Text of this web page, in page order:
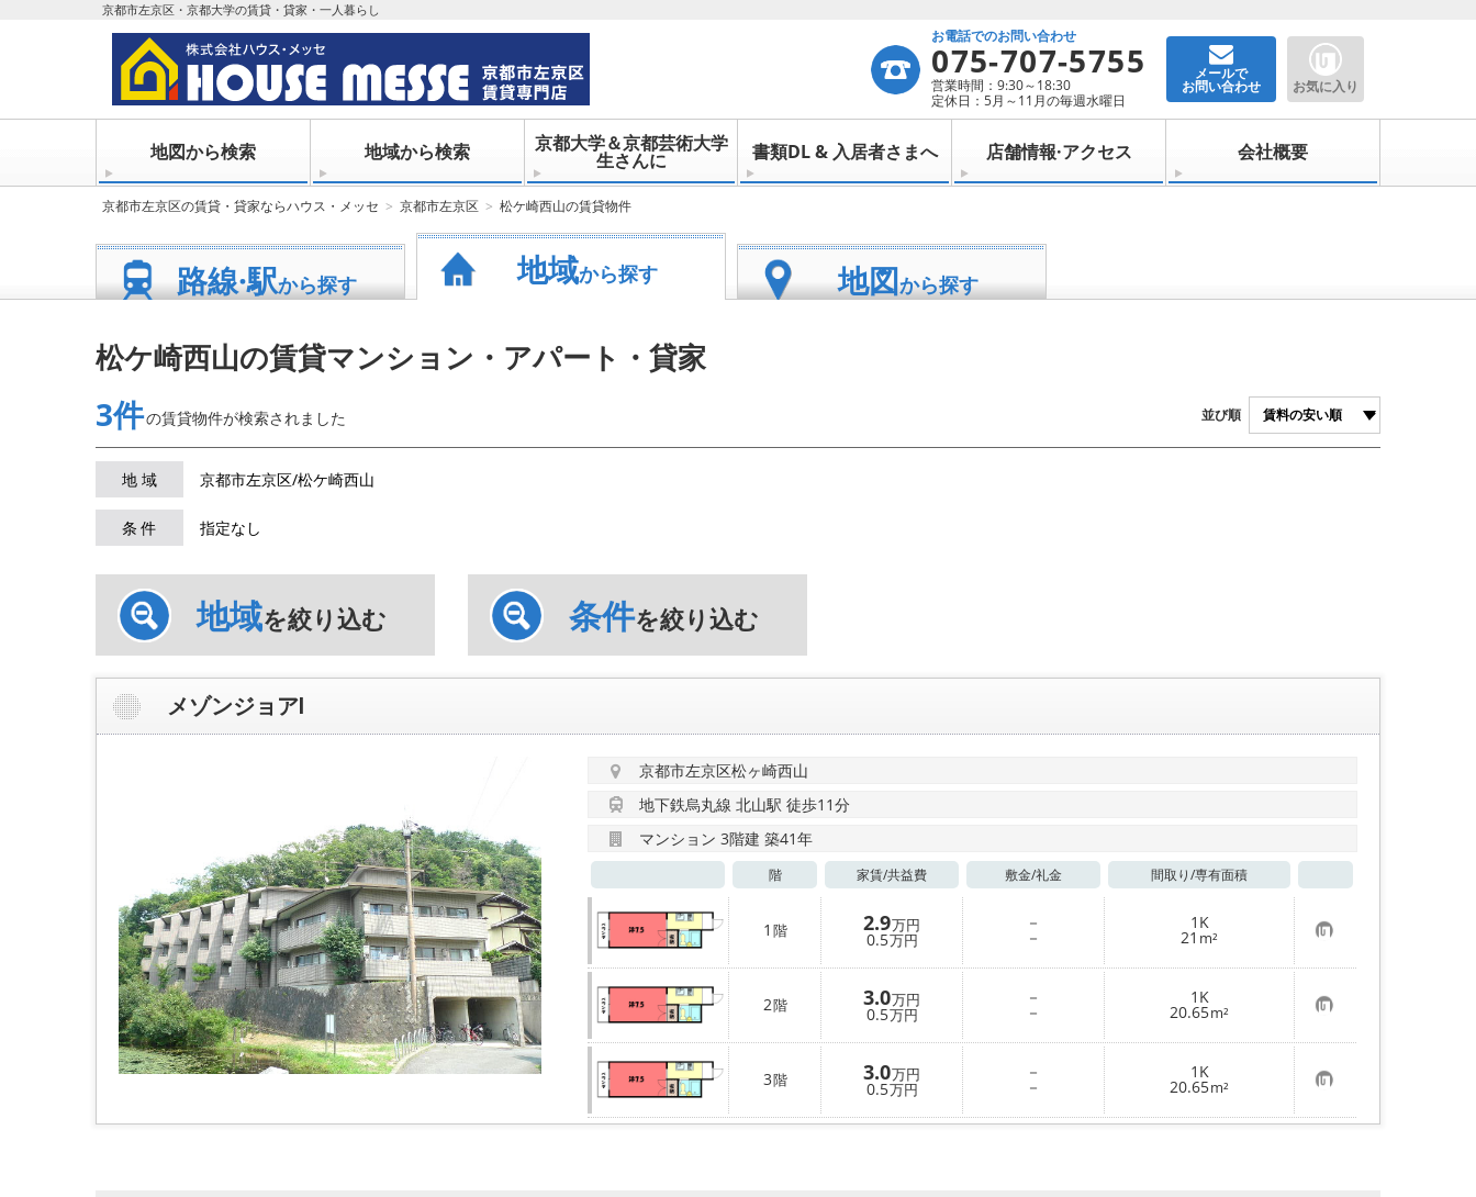
京都市左京区・京都大学の賃貸・貸家・一人暮らし
お電話でのお問い合わせ
075-707-5755
営業時間：9:30～18:30
定休日：5月～11月の毎週水曜日
メールで
お問い合わせ お気に入り
地図から検索 地域から検索 京都大学＆京都芸術大学
生さんに 書類DL & 入居者さまへ 店舗情報·アクセス 会社概要
京都市左京区の賃貸・貸家ならハウス・メッセ 京都市左京区 松ケ崎西山の賃貸物件
路線·駅から探す 地域から探す 地図から探す
松ケ崎西山の賃貸マンション・アパート・貸家
3件の賃貸物件が検索されました 並び順
地 域 京都市左京区/松ケ崎西山
条 件 指定なし
地域を絞り込む 条件を絞り込む
メゾンジョアⅠ
京都市左京区松ヶ崎西山
地下鉄烏丸線 北山駅 徒歩11分
マンション 3階建 築41年
階 家賃/共益費 敷金/礼金 間取り/専有面積
1 階 2.9万円
0.5万円
－
－
1K
21 m² お
気
に
入
り
登
録
2階 3.0万円
0.5万円
－
－
1K
20.65m² お
気
に
入
り
登
録
3階 3.0万円
0.5万円
－
－
1K
20.65m² お
気
に
入